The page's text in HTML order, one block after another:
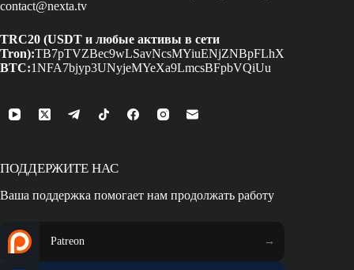
contact@nexta.tv
TRC20 (USDT и любые активы в сети
Tron):TB7pTVZBec9wLSavNcsMYiuENjZNBpFLhX
BTC:1NFA7bjyp3UNyjeMYeXa9LmcsBFpbVQiUu
ПОДДЕРЖИТЕ НАС
Ваша поддержка помогает нам продолжать работу
Patreon